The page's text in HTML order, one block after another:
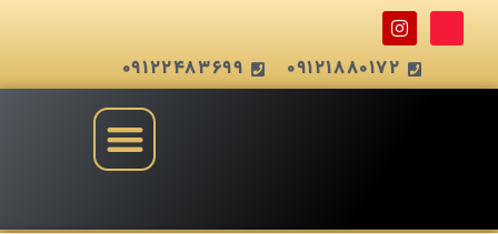
09121880172
09122483699